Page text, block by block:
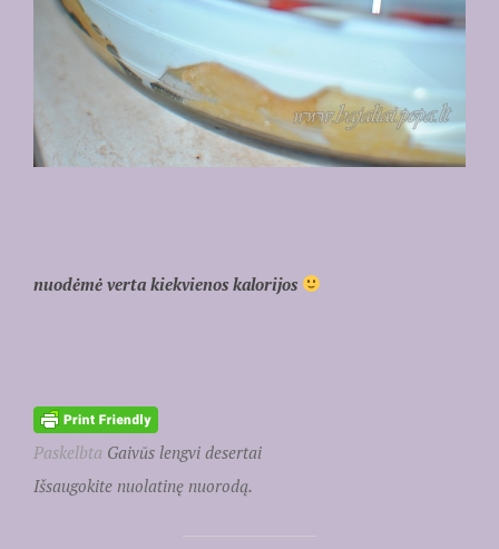
nuodėmė verta kiekvienos kalorijos
Paskelbta Gaivūs lengvi desertai
Išsaugokite nuolatinę nuorodą.